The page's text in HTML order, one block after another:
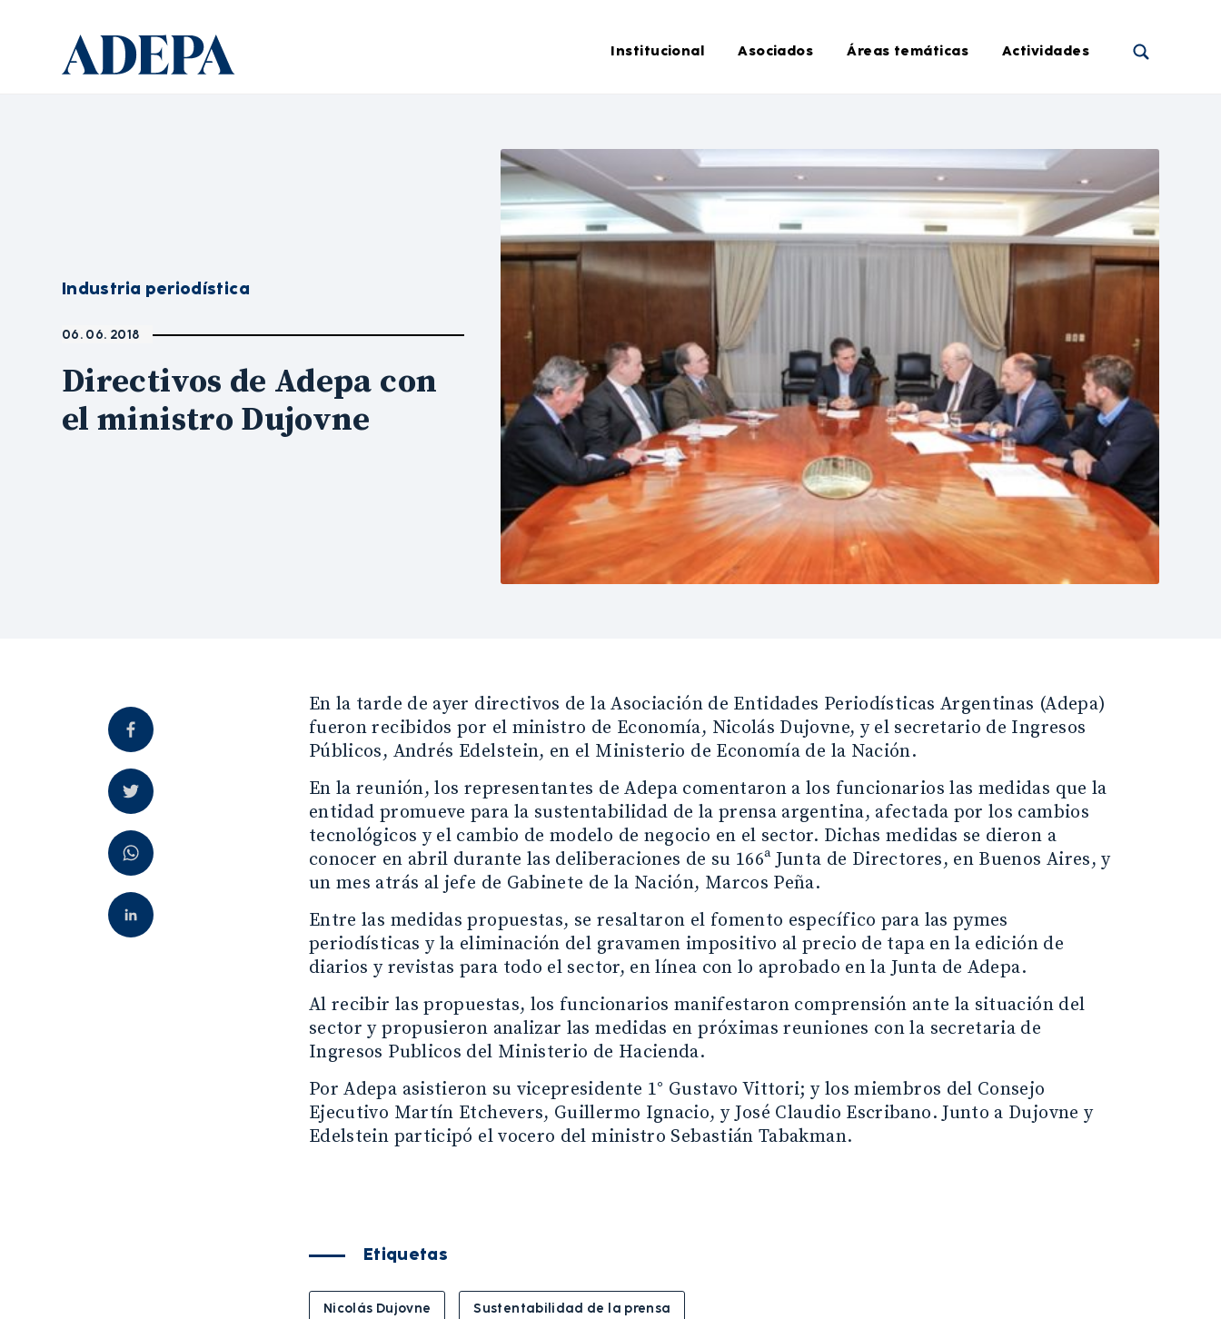
Institucional Asociados Áreas temáticas Actividades
Industria periodística
06. 06. 2018
Directivos de Adepa con
el ministro Dujovne
En la tarde de ayer directivos de la Asociación de Entidades Periodísticas Argentinas (Adepa)
fueron recibidos por el ministro de Economía, Nicolás Dujovne, y el secretario de Ingresos
Públicos, Andrés Edelstein, en el Ministerio de Economía de la Nación.
En la reunión, los representantes de Adepa comentaron a los funcionarios las medidas que la
entidad promueve para la sustentabilidad de la prensa argentina, afectada por los cambios
tecnológicos y el cambio de modelo de negocio en el sector. Dichas medidas se dieron a
conocer en abril durante las deliberaciones de su 166ª Junta de Directores, en Buenos Aires, y
un mes atrás al jefe de Gabinete de la Nación, Marcos Peña.
Entre las medidas propuestas, se resaltaron el fomento específico para las pymes
periodísticas y la eliminación del gravamen impositivo al precio de tapa en la edición de
diarios y revistas para todo el sector, en línea con lo aprobado en la Junta de Adepa.
Al recibir las propuestas, los funcionarios manifestaron comprensión ante la situación del
sector y propusieron analizar las medidas en próximas reuniones con la secretaria de
Ingresos Publicos del Ministerio de Hacienda.
Por Adepa asistieron su vicepresidente 1° Gustavo Vittori; y los miembros del Consejo
Ejecutivo Martín Etchevers, Guillermo Ignacio, y José Claudio Escribano. Junto a Dujovne y
Edelstein participó el vocero del ministro Sebastián Tabakman.
Etiquetas
Nicolás Dujovne Sustentabilidad de la prensa